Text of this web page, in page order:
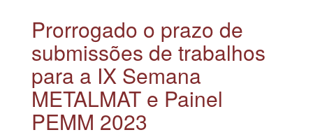
Prorrogado o prazo de
submissões de trabalhos
para a IX Semana
METALMAT e Painel
PEMM 2023